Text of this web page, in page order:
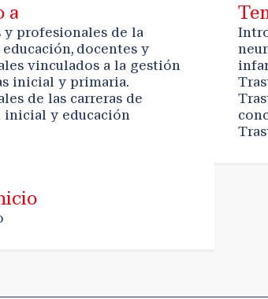
a
y profesionales de la
docentes y
vinculados a la gestión
inicial y primaria.
de las carreras de
inicial y educación